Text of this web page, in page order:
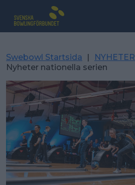
Swebowl Startsida | NYHETER
Nyheter nationella serien